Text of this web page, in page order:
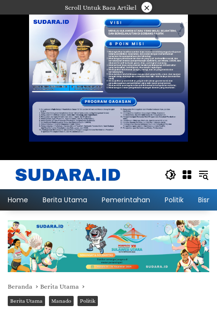
ke
Scroll Untuk Baca Artikel ×
Home Berita Utama Pemerintahan Politik
Beranda Berita Utama
Berita Utama Manado Politik